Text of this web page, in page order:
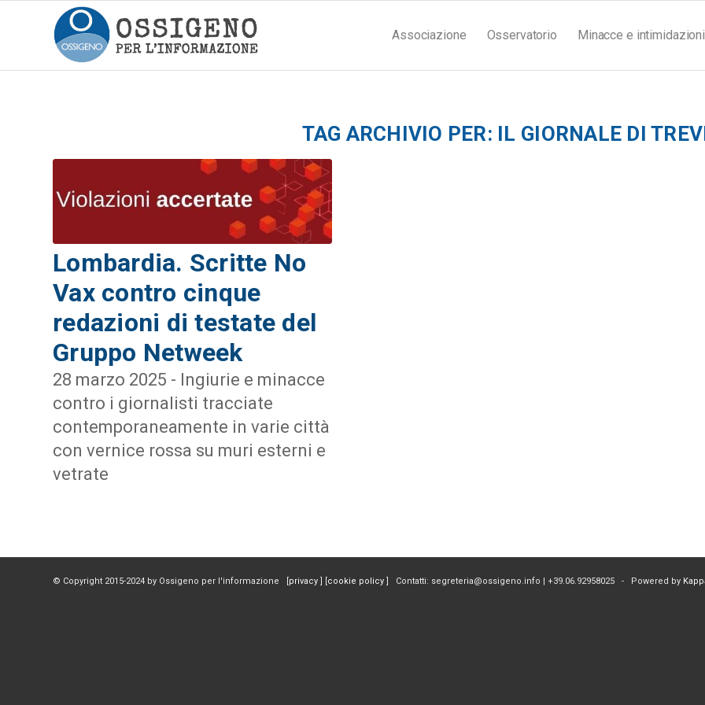
Associazione Osservatorio Minacce e intimidazioni
TAG ARCHIVIO PER: IL GIORNALE DI
Lombardia. Scritte No
Vax contro cinque
redazioni di testate del
Gruppo Netweek
28 marzo 2025 - Ingiurie e minacce
contro i giornalisti tracciate
contemporaneamente in varie città
con vernice rossa su muri esterni e
vetrate
© Copyright 2015-2024 by Ossigeno per l'informazione [privacy ] [cookie policy ] Contatti: segreteria@ossigeno.info | +39.06.92958025 - Powered by